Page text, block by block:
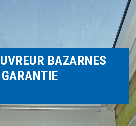
BAZARNES